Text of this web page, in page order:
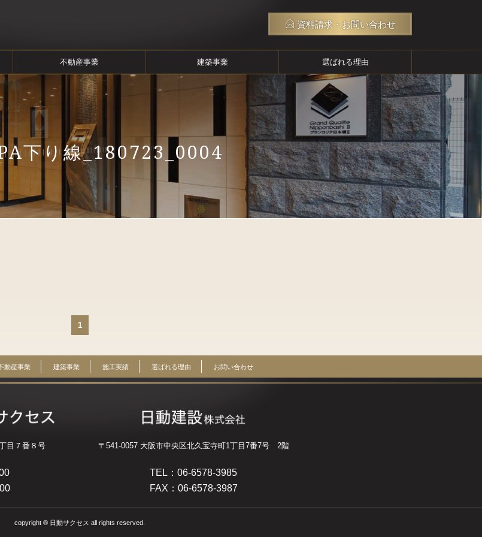
資料請求・お問い合わせ
不動産事業 建築事業 選ばれる理由
下り線_180723_0004
1
動産事業 建築事業 施工実績 選ばれる理由 お問い合わせ
目７番８号
〒541-0057 大阪市中央区北久宝寺町1丁目7番7号 2階
TEL：06-6578-3985
FAX：06-6578-3987
copyright ® 日動サクセス all rights reserved.